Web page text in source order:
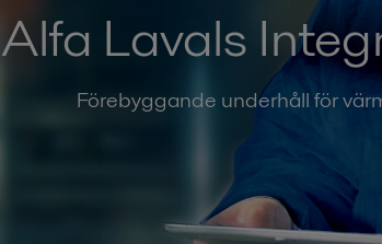
Alfa Lavals
Förebyggande underhåll för